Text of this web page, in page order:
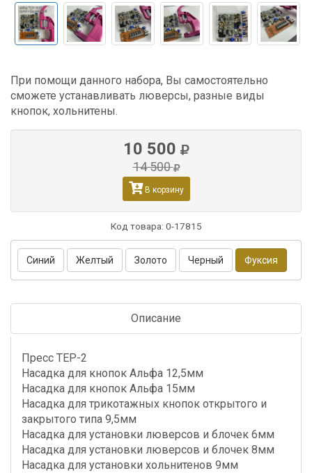
При помощи данного набора, Вы самостоятельно
сможете устанавливать люверсы, разные виды
кнопок, хольнитены.
10 500
14 500
В корзину
Код товара: 0-17815
Синий Желтый Золото Черный Фуксия
Описание
Пресс ТЕР-2
Насадка для кнопок Альфа 12,5мм
Насадка для кнопок Альфа 15мм
Насадка для трикотажных кнопок открытого и
закрытого типа 9,5мм
Насадка для установки люверсов и блочек 6мм
Насадка для установки люверсов и блочек 8мм
Насадка для установки хольнитенов 9мм